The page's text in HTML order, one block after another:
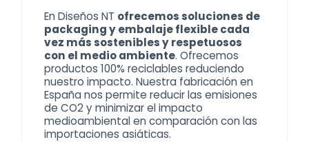
En Diseños NT ofrecemos soluciones de
packaging y embalaje flexible cada
vez más sostenibles y respetuosos
con el medio ambiente. Ofrecemos
productos 100% reciclables reduciendo
nuestro impacto. Nuestra fabricación en
España nos permite reducir las emisiones
de CO2 y minimizar el impacto
medioambiental en comparación con las
importaciones asiáticas.